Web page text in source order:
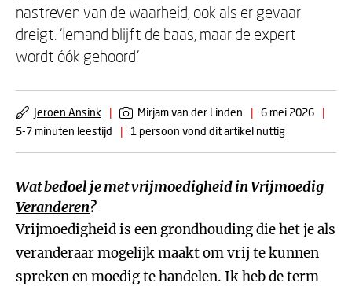
nastreven van de waarheid, ook als er gevaar
dreigt. ‘Iemand blijft de baas, maar de expert
wordt óók gehoord.’
Jeroen Ansink | Mirjam van der Linden | 6 mei 2026
|
5-7 minuten leestijd
| 1 persoon vond dit artikel nuttig
Wat bedoel je met vrijmoedigheid inVrijmoedig
Veranderen?
Vrijmoedigheid is een grondhouding die het je als
veranderaar mogelijk maakt om vrij te kunnen
spreken en moedig te handelen. Ik heb de term